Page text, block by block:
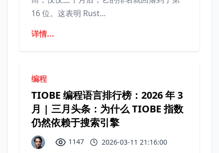
16 位。这表明 Rust...
详情...
编程
TIOBE 编程语言排行榜：2026 年 3
月 | 三月头条：为什么 TIOBE 指数
仍然依赖于搜索引擎
1147 2026-03-11 21:16:00